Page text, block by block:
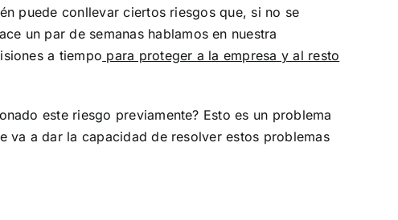
puede conllevar ciertos riesgos que, si no se
un par de semanas hablamos en nuestra
a tiempo para proteger a la empresa y al resto
este riesgo previamente? Esto es un problema
va a dar la capacidad de resolver estos problemas